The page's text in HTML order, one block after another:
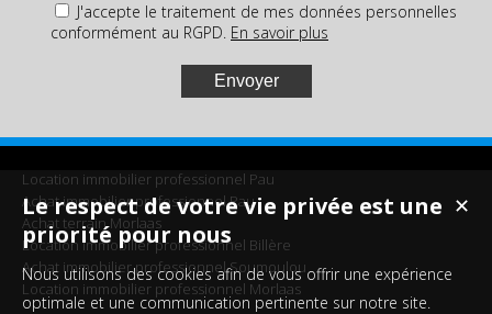
J'accepte le traitement de mes données personnelles
conformément au RGPD. En savoir plus
Location immobilier professionnel Pau
Achat immobilier professionnel Pau
Achat terrain Morlaas
Location immobilier professionnel Billère
Achat immobilier professionnel Soumoulou
Location immobilier professionnel Morlaas
✕
Le respect de votre vie privée est une
priorité pour nous
Nous utilisons des cookies afin de vous offrir une expérience
optimale et une communication pertinente sur notre site.